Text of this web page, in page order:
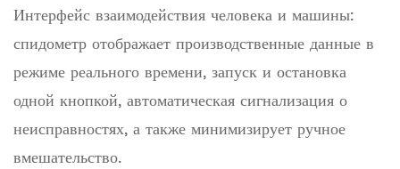
Интерфейс взаимодействия человека и машины:
спидометр отображает производственные данные в
режиме реального времени, запуск и остановка
одной кнопкой, автоматическая сигнализация о
неисправностях, а также минимизирует ручное
вмешательство.